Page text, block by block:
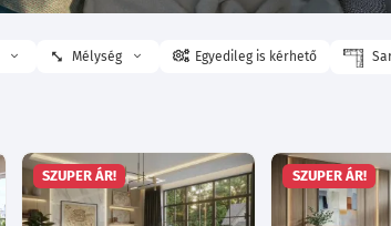
Mélység Egyedileg is kérhető
SZUPER ÁR! SZUPER ÁR!